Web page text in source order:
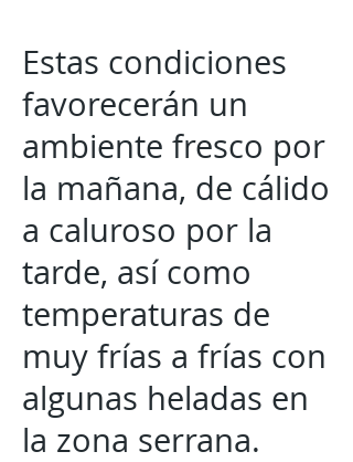
Estas condiciones
favorecerán un
ambiente fresco por
la mañana, de cálido
a caluroso por la
tarde, así como
temperaturas de
muy frías a frías con
algunas heladas en
la zona serrana.